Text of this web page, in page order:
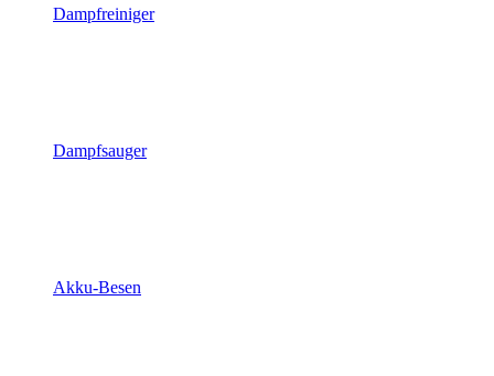
Dampfreiniger
Dampfsauger
Akku-Besen